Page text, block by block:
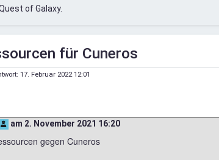
of Galaxy.
für Cuneros
17. Februar 2022 12:01
am 2. November 2021 16:20
gegen Cuneros